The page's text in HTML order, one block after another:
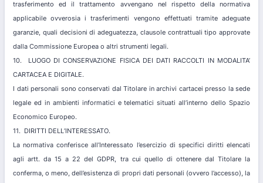
trasferimento ed il trattamento avvengano nel rispetto della normativa
applicabile ovverosia i trasferimenti vengono effettuati tramite adeguate
garanzie, quali decisioni di adeguatezza, clausole contrattuali tipo approvate
dalla Commissione Europea o altri strumenti legali.
10. LUOGO DI CONSERVAZIONE FISICA DEI DATI RACCOLTI IN MODALITA’
CARTACEA E DIGITALE.
I dati personali sono conservati dal Titolare in archivi cartacei presso la sede
legale ed in ambienti informatici e telematici situati all’interno dello Spazio
Economico Europeo.
11. DIRITTI DELL’INTERESSATO.
La normativa conferisce all’Interessato l’esercizio di specifici diritti elencati
agli artt. da 15 a 22 del GDPR, tra cui quello di ottenere dal Titolare la
conferma, o meno, dell’esistenza di propri dati personali (ovvero l’accesso), la